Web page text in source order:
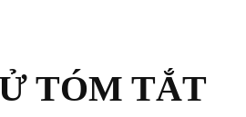
TÓM TẮT